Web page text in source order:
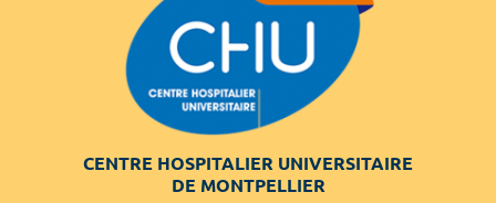
CENTRE HOSPITALIER UNIVERSITAIRE
DE MONTPELLIER